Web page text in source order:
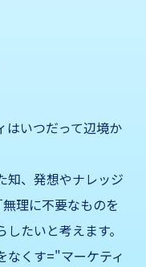
はいつだって辺境か
知、発想やナレッジ
理に不要なものを
たいと考えます。
なくす="マーケティ